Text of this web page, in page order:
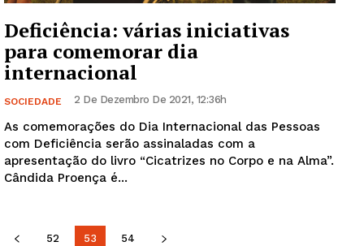
Deficiência: várias iniciativas
para comemorar dia
internacional
SOCIEDADE 2 De Dezembro De 2021, 12:36h
As comemorações do Dia Internacional das Pessoas
com Deficiência serão assinaladas com a
apresentação do livro “Cicatrizes no Corpo e na Alma”.
Cândida Proença é...
52 53 54